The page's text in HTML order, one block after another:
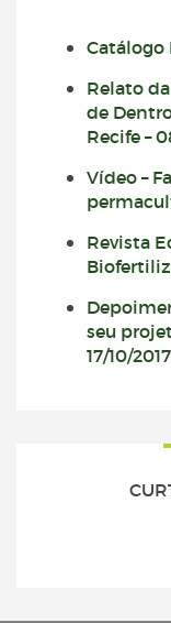
Catálogo
Relato
de
Recife –
Vídeo –
Revista
seu
17/10/2017